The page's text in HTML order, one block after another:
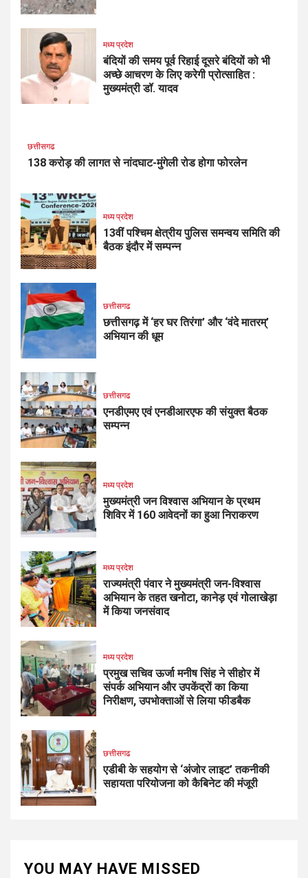
मध्य प्रदेश
बंदियों की समय पूर्व रिहाई दूसरे बंदियों को भी
अच्छे आचरण के लिए करेगी प्रोत्साहित :
मुख्यमंत्री डॉ. यादव
छत्तीसगढ
138 करोड़ की लागत से नांदघाट-मुंगेली रोड होगा फोरलेन
मध्य प्रदेश
13वीं पश्चिम क्षेत्रीय पुलिस समन्वय समिति की
बैठक इंदौर में सम्पन्न
छत्तीसगढ
छत्तीसगढ़ में ‘हर घर तिरंगा’ और ‘वंदे मातरम्’
अभियान की धूम
छत्तीसगढ
एनडीएमए एवं एनडीआरएफ की संयुक्त बैठक
सम्पन्न
मध्य प्रदेश
मुख्यमंत्री जन विश्वास अभियान के प्रथम
शिविर में 160 आवेदनों का हुआ निराकरण
मध्य प्रदेश
राज्यमंत्री पंवार ने मुख्यमंत्री जन-विश्वास
अभियान के तहत खनोटा, कानेड़ एवं गोलाखेड़ा
में किया जनसंवाद
मध्य प्रदेश
प्रमुख सचिव ऊर्जा मनीष सिंह ने सीहोर में
संपर्क अभियान और उपकेंद्रों का किया
निरीक्षण, उपभोक्ताओं से लिया फीडबैक
छत्तीसगढ
एडीबी के सहयोग से ‘अंजोर लाइट’ तकनीकी
सहायता परियोजना को कैबिनेट की मंजूरी
YOU MAY HAVE MISSED